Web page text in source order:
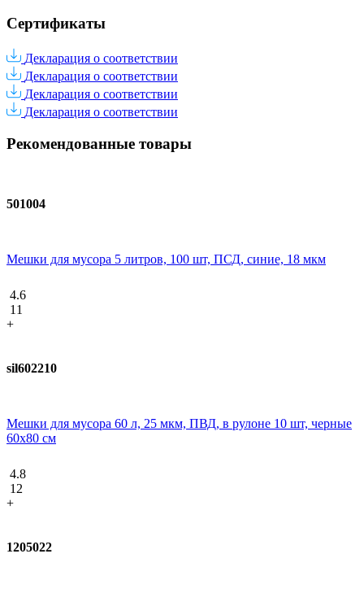
Сертификаты
Декларация о соответствии
Декларация о соответствии
Декларация о соответствии
Декларация о соответствии
Рекомендованные товары
501004
Мешки для мусора 5 литров, 100 шт, ПСД, синие, 18 мкм
4.6
11
+
sil602210
Мешки для мусора 60 л, 25 мкм, ПВД, в рулоне 10 шт, черные
60х80 см
4.8
12
+
1205022